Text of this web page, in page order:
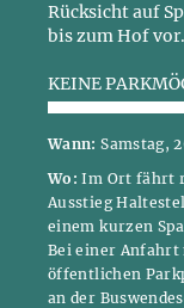
Rücksicht auf
bis zum Hof vor.
KEINE
Wann: Samstag,
Wo: Im Ort fährt
Ausstieg
einem kurzen
Bei einer Anfahrt
öffentlichen
an der